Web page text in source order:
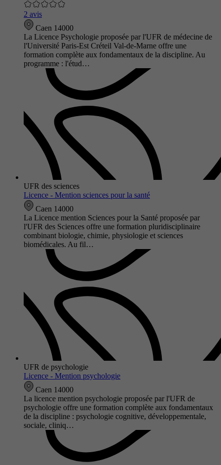
2 avis
Caen 14000
La Licence Psychologie proposée par l'UFR de médecine de
l'Université Paris-Est Créteil Val-de-Marne offre une
formation complète aux fondamentaux de la discipline. Au
programme : l'étud…
UFR des sciences
Licence - Mention sciences pour la santé
Caen 14000
La Licence mention Sciences pour la Santé proposée par
l'UFR des Sciences offre une formation pluridisciplinaire
combinant biologie, chimie, physiologie et sciences
biomédicales. Au fil…
UFR de psychologie
Licence - Mention psychologie
Caen 14000
La licence mention psychologie proposée par l'UFR de
psychologie offre une formation complète aux fondamentaux
de la discipline : psychologie cognitive, développementale,
sociale, cliniq…